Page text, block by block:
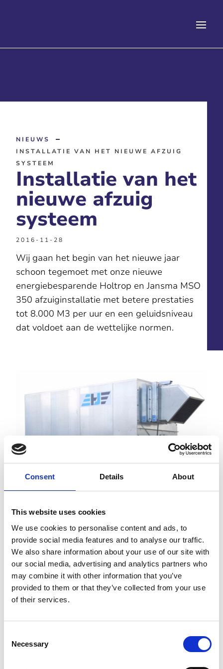
Consent Details About
This website uses cookies
We use cookies to personalise content and ads, to
provide social media features and to analyse our traffic.
We also share information about your use of our site with
our social media, advertising and analytics partners who
may combine it with other information that you’ve
provided to them or that they’ve collected from your use
of their services.
Selection
Necessary
NIEUWS
INSTALLATIE VAN HET NIEUWE AFZUIG
SYSTEEM
Installatie van het
nieuwe afzuig
systeem
2016-11-28
Wij gaan het begin van het nieuwe jaar
schoon tegemoet met onze nieuwe
energiebesparende Holtrop en Jansma MSO
350 afzuiginstallatie met betere prestaties
tot 8.000 M3 per uur en een geluidsniveau
dat voldoet aan de wettelijke normen.
Deze filterunit zal worden ingezet om bij onze div.
zorgen voor een schoner en beter eindresultaat van